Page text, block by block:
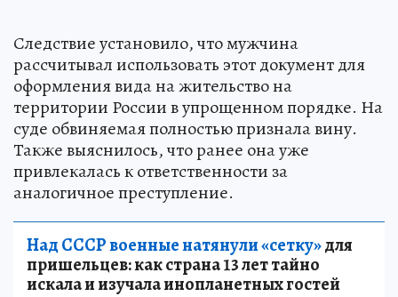
Следствие установило, что мужчина
рассчитывал использовать этот документ для
оформления вида на жительство на
территории России в упрощенном порядке. На
суде обвиняемая полностью признала вину.
Также выяснилось, что ранее она уже
привлекалась к ответственности за
аналогичное преступление.
Над СССР военные натянули «сетку»для
пришельцев: как страна 13 лет тайно
искала и изучала инопланетных гостей